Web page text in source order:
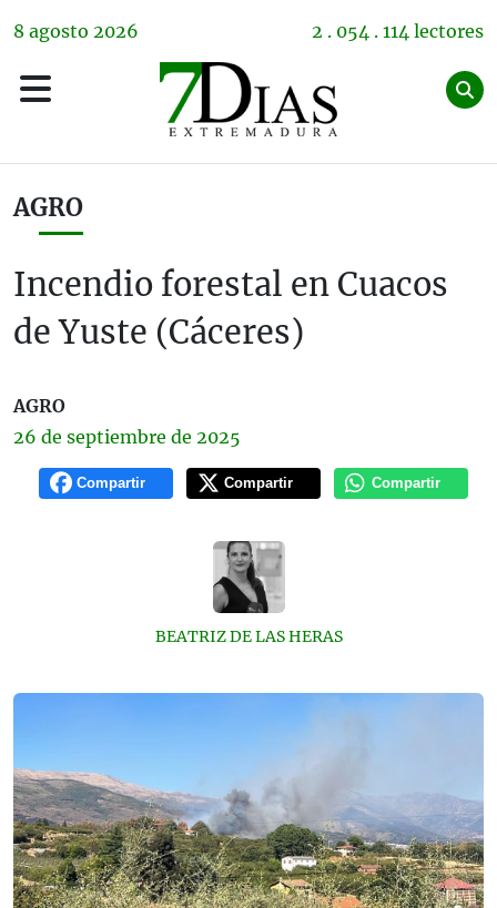
8 agosto 2026 2 . 054 . 114 lectores
AGRO
Incendio forestal en Cuacos
de Yuste (Cáceres)
AGRO
26 de septiembre de 2025
Compartir Compartir Compartir
BEATRIZ DE LAS HERAS